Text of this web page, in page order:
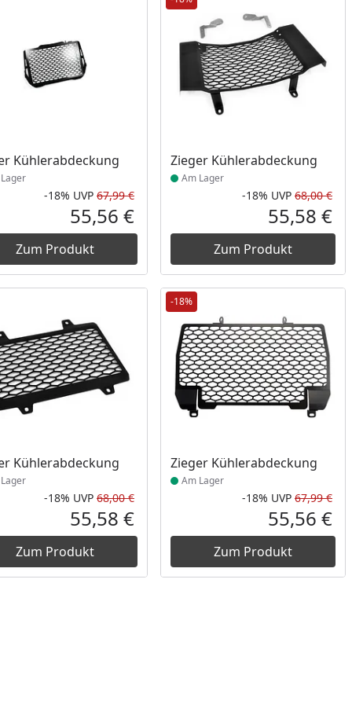
Preis
Kühlerabdeckung
am Lager
Rabatt in Prozent
-18%
Ursprünglicher Preis
UVP 67,99 €
Aktueller Preis
55,56 €
Zum Produkt
Zieger Kühlerabdeckung
Produkt am Lager
Am Lager
-18% UVP 68,00 €
55,58 €
Zum Produkt
Preis
Kühlerabdeckung
am Lager
Rabatt in Prozent
-18%
Ursprünglicher Preis
UVP 68,00 €
Aktueller Preis
55,58 €
Zum Produkt
-18%
Zieger Kühlerabdeckung
Produkt am Lager
Am Lager
-18% UVP 67,99 €
55,56 €
Zum Produkt